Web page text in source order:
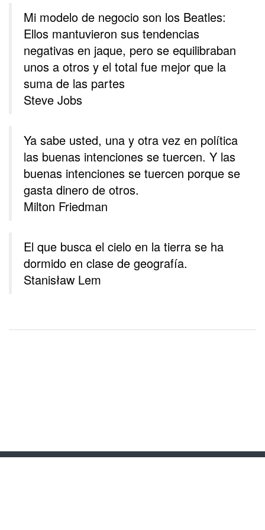
Mi modelo de negocio son los Beatles:
Ellos mantuvieron sus tendencias
negativas en jaque, pero se equilibraban
unos a otros y el total fue mejor que la
suma de las partes
Steve Jobs
Ya sabe usted, una y otra vez en política
las buenas intenciones se tuercen. Y las
buenas intenciones se tuercen porque se
gasta dinero de otros.
Milton Friedman
El que busca el cielo en la tierra se ha
dormido en clase de geografía.
Stanisław Lem